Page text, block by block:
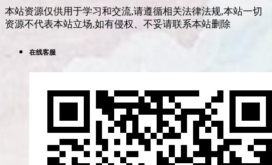
本站资源仅供用于学习和交流,请遵循相关法律法规,本站一切
资源不代表本站立场,如有侵权、不妥请联系本站删除
在线客服